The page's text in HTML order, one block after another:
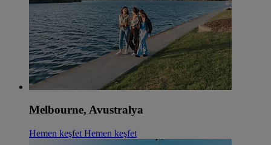
Melbourne, Avustralya
Hemen keşfet Hemen keşfet